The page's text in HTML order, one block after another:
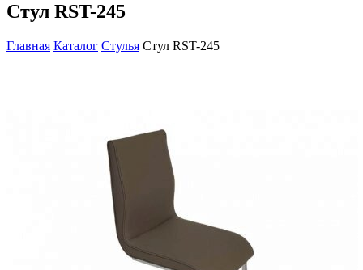
Стул RST-245
Главная Каталог Стулья Стул RST-245